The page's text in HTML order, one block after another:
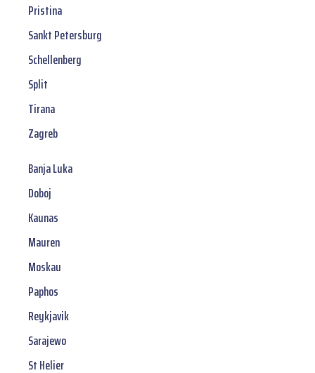
Pristina
Sankt Petersburg
Schellenberg
Split
Tirana
Zagreb
Banja Luka
Doboj
Kaunas
Mauren
Moskau
Paphos
Reykjavik
Sarajewo
St Helier